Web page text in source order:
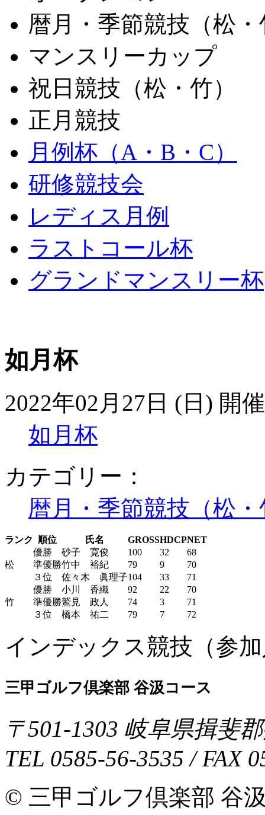
暦月・季節競技（松・
マンスリーカップ
祝日競技（松・竹）
正月競技
月例杯（A・B・C）
研修競技会
レディス月例
ラストコール杯
グランドマンスリー杯
如月杯
2022年02月27日 (日) 開催
如月杯
カテゴリー：
暦月・季節競技（松・
ランク 順位 氏名 GROSSHDCPNET
松
優勝 砂子 寛俊 100 32
68
準優勝竹中 裕紀 79 9
70
３位
佐々木 眞理子104 33 71
竹
優勝 小川 香織 92 22
70
準優勝鷲見 政人 74 3
71
３位
橋本 祐二 79 7 72
インデックス競技（参
三甲ゴルフ倶楽部 谷汲コース
〒501-1303 岐阜県揖斐
TEL 0585-56-3535 / FAX
© 三甲ゴルフ倶楽部 谷